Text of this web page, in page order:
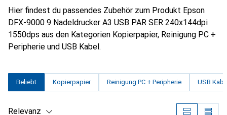
Hier findest du passendes Zubehör zum Produkt Epson
DFX-9000 9 Nadeldrucker A3 USB PAR SER 240x144dpi
1550dps aus den Kategorien Kopierpapier, Reinigung PC +
Peripherie und USB Kabel.
Beliebt Kopierpapier Reinigung PC + Peripherie USB
Relevanz